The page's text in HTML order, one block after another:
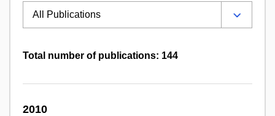
Total number of publications: 144
2010